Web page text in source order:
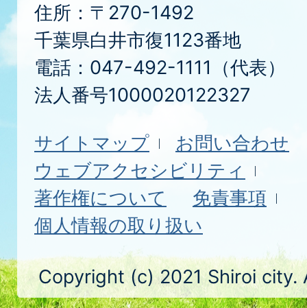
住所：〒270-1492
千葉県白井市復1123番地
電話：047-492-1111（代表）
法人番号1000020122327
サイトマップ
お問い合わせ
ウェブアクセシビリティ
著作権について
免責事項
個人情報の取り扱い
Copyright (c) 2021 Shiroi city.